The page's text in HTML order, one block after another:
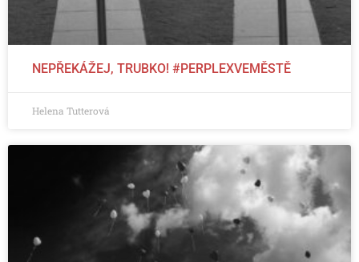
NEPŘEKÁŽEJ, TRUBKO! #PERPLEXVEMĚSTĚ
Helena Tutterová